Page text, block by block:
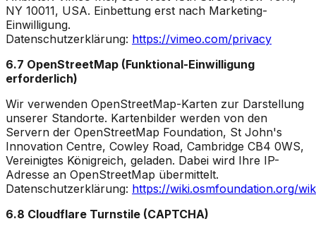
NY 10011, USA. Einbettung erst nach Marketing-
Einwilligung.
Datenschutzerklärung: https://vimeo.com/privacy
6.7 OpenStreetMap (Funktional-Einwilligung
erforderlich)
Wir verwenden OpenStreetMap-Karten zur Darstellung
unserer Standorte. Kartenbilder werden von den
Servern der OpenStreetMap Foundation, St John's
Innovation Centre, Cowley Road, Cambridge CB4 0WS,
Vereinigtes Königreich, geladen. Dabei wird Ihre IP-
Adresse an OpenStreetMap übermittelt.
Datenschutzerklärung: https://wiki.osmfoundation.org/
6.8 Cloudflare Turnstile (CAPTCHA)